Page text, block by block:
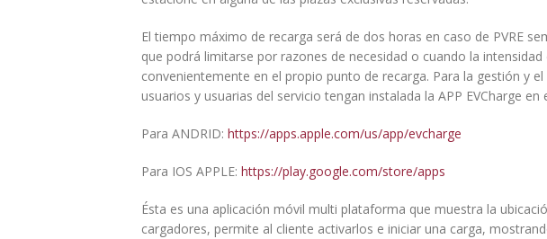
El tiempo máximo de recarga será de dos horas en caso de PVRE
que podrá limitarse por razones de necesidad o cuando la
convenientemente en el propio punto de recarga. Para la gestión y
usuarios y usuarias del servicio tengan instalada la APP EVCharge
Para ANDRID: https://apps.apple.com/us/app/evcharge
Para IOS APPLE: https://play.google.com/store/apps
Ésta es una aplicación móvil multi plataforma que muestra la
cargadores, permite al cliente activarlos e iniciar una carga,